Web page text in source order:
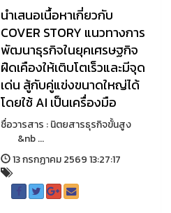
นำเสนอเนื้อหาเกี่ยวกับ
COVER STORY แนวทางการ
พัฒนาธุรกิจในยุคเศรษฐกิจ
ฝืดเคืองให้เติบโตเร็วและมีจุด
เด่น สู้กับคู่แข่งขนาดใหญ่ได้
โดยใช้ AI เป็นเครื่องมือ
ชื่อวารสาร : นิตยสารธุรกิจขั้นสูง
&nb ...
13 กรกฏาคม 2569 13:27:17